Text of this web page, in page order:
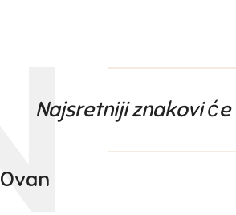
Najsretniji znakovi će
Ovan